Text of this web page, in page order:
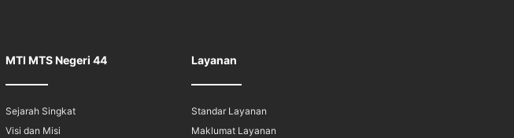
MTI MTS Negeri 44
Sejarah Singkat
Visi dan Misi
Layanan
Standar Layanan
Maklumat Layanan